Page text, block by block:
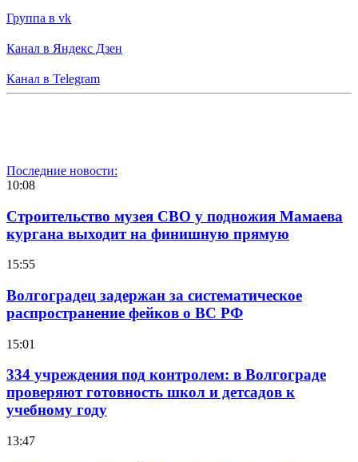
Группа в vk
Канал в Яндекс Дзен
Канал в Telegram
Последние новости:
10:08
Строительство музея СВО у подножия Мамаева
кургана выходит на финишную прямую
15:55
Волгоградец задержан за систематическое
распространение фейков о ВС РФ
15:01
334 учреждения под контролем: в Волгограде
проверяют готовность школ и детсадов к
учебному году
13:47